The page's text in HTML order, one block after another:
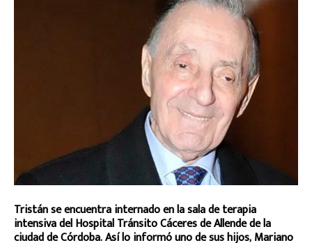
Tristán se encuentra internado en la sala de terapia
intensiva del Hospital Tránsito Cáceres de Allende de la
ciudad de Córdoba. Así lo informó uno de sus hijos, Mariano